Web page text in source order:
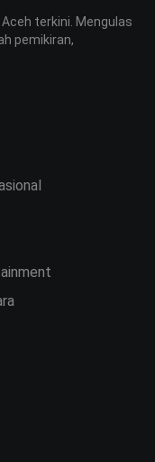
terkini. Mengulas
pemikiran,